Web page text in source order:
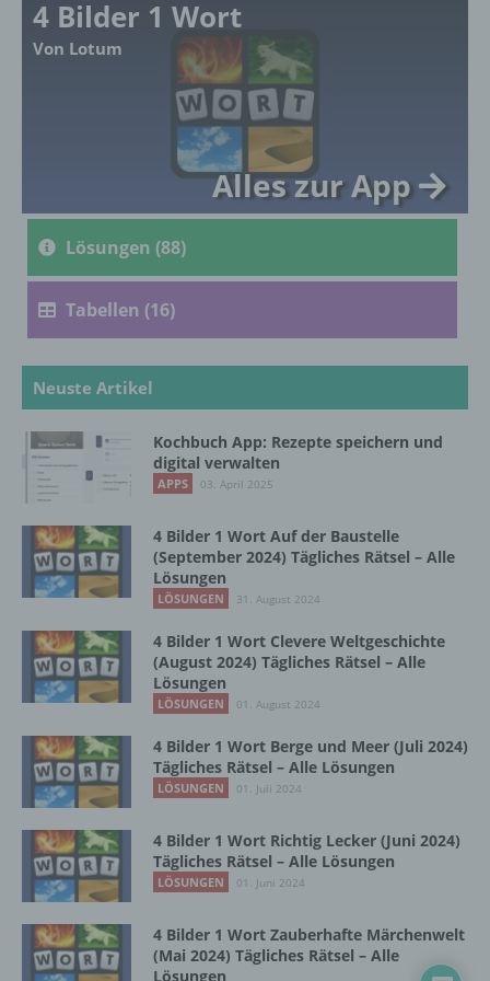
4 Bilder 1 Wort
Von Lotum
Alles zur App
Lösungen (88)
Tabellen (16)
Neuste Artikel
Kochbuch App: Rezepte speichern und
digital verwalten
APPS 03. April 2025
4 Bilder 1 Wort Auf der Baustelle
(September 2024) Tägliches Rätsel – Alle
Lösungen
LÖSUNGEN 31. August 2024
4 Bilder 1 Wort Clevere Weltgeschichte
(August 2024) Tägliches Rätsel – Alle
Lösungen
LÖSUNGEN 01. August 2024
4 Bilder 1 Wort Berge und Meer (Juli 2024)
Tägliches Rätsel – Alle Lösungen
LÖSUNGEN 01. Juli 2024
4 Bilder 1 Wort Richtig Lecker (Juni 2024)
Tägliches Rätsel – Alle Lösungen
LÖSUNGEN 01. Juni 2024
4 Bilder 1 Wort Zauberhafte Märchenwelt
(Mai 2024) Tägliches Rätsel – Alle
Lösungen
Ausdruck der physischen, physiologischen,
genetischen, psychischen, wirtschaftlichen,
kulturellen oder sozialen Identität dieser
natürlichen Person sind, identifiziert werden
b) betroffene Person
identifizierbare natürliche Person, deren
werden.
c) Verarbeitung
Verarbeitung ist jeder mit oder ohne Hilfe
automatisierter Verfahren ausgeführte
Vorgang oder jede solche Vorgangsreihe im
Daten wie das Erheben, das Erfassen, die
Organisation, das Ordnen, die Speicherung,
die Anpassung oder Veränderung, das
Auslesen, das Abfragen, die Verwendung,
die Offenlegung durch Übermittlung,
Verbreitung oder eine andere Form der
Bereitstellung, den Abgleich oder die
Verknüpfung, die Einschränkung, das
Löschen oder die Vernichtung.
d) Einschränkung der Verarbeitung
Einschränkung der Verarbeitung ist die
Markierung gespeicherter
personenbezogener Daten mit dem Ziel, ihre
künftige Verarbeitung einzuschränken.
e) Profiling